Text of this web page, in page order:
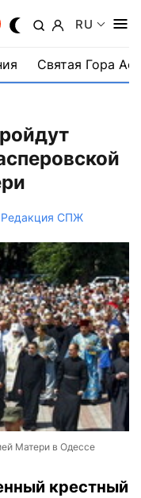
RU
Святая Гора
Редакция СПЖ
Матери в Одессе
крестный